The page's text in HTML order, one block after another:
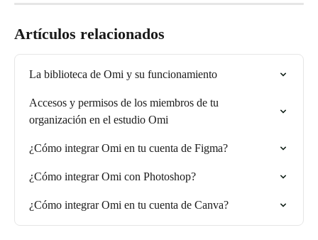
Artículos relacionados
La biblioteca de Omi y su funcionamiento
Accesos y permisos de los miembros de tu
organización en el estudio Omi
¿Cómo integrar Omi en tu cuenta de Figma?
¿Cómo integrar Omi con Photoshop?
¿Cómo integrar Omi en tu cuenta de Canva?